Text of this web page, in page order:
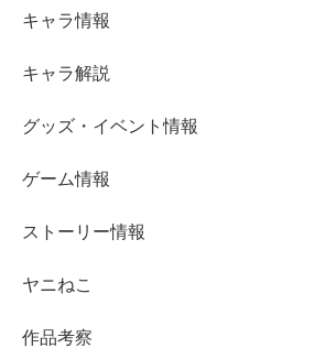
キャラ情報
キャラ解説
グッズ・イベント情報
ゲーム情報
ストーリー情報
ヤニねこ
作品考察